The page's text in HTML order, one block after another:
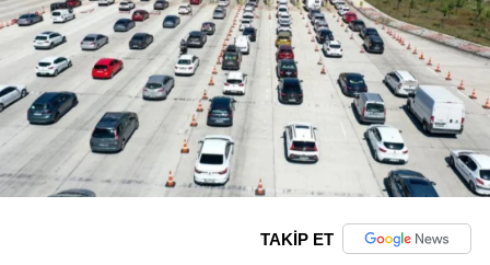
TAKİP ET